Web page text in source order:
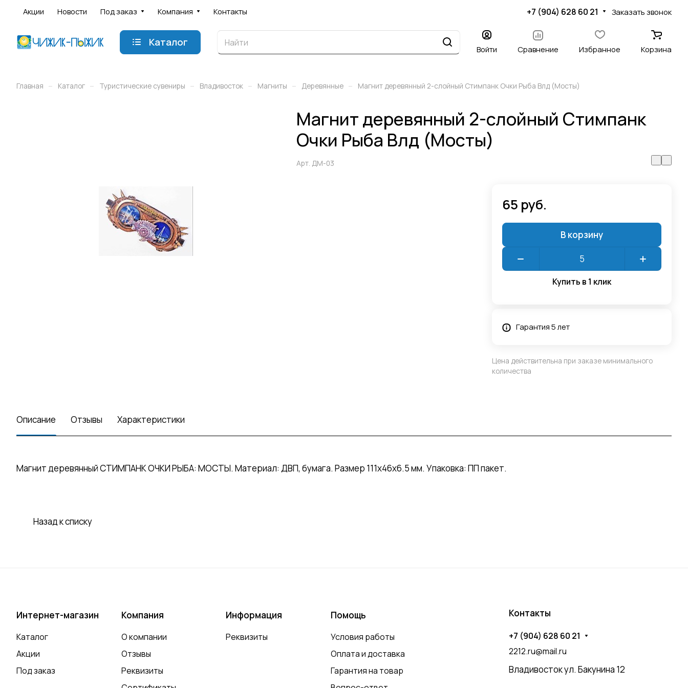
Акции Новости Под заказ Компания Контакты +7 (904) 628 60 21 Заказать звонок
Каталог
Войти Сравнение Избранное Корзина
Главная – Каталог – Туристические сувениры – Владивосток – Магниты – Деревянные – Магнит деревянный 2-слойный Стимпанк Очки Рыба Влд (Мосты)
Магнит деревянный 2-слойный Стимпанк
Очки Рыба Влд (Мосты)
Арт. ДМ-03
65 руб.
В корзину
Купить в 1 клик
Гарантия 5 лет
Цена действительна при заказе минимального
количества
Описание Отзывы Характеристики
Магнит деревянный СТИМПАНК ОЧКИ РЫБА: МОСТЫ. Материал: ДВП, бумага. Размер 111х46х6.5 мм. Упаковка: ПП пакет.
Назад к списку
Интернет-магазин
Каталог
Акции
Под заказ
Компания
О компании
Отзывы
Реквизиты
Информация
Реквизиты
Помощь
Условия работы
Оплата и доставка
Гарантия на товар
Контакты
+7 (904) 628 60 21
2212.ru@mail.ru
Владивосток ул. Бакунина 12